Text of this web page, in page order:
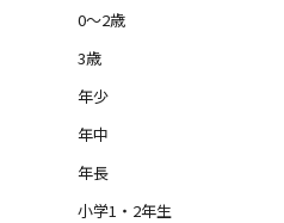
0～2歳
3歳
年少
年中
年長
小学1・2年生